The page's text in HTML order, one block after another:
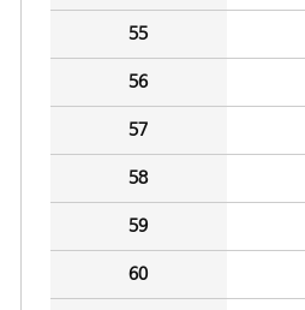
55
56
57
58
59
60